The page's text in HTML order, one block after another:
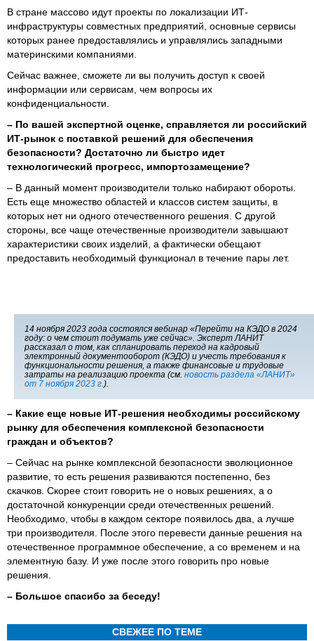
В стране массово идут проекты по локализации ИТ-
инфраструктуры совместных предприятий, основные сервисы
которых ранее предоставлялись и управлялись западными
материнскими компаниями.
Сейчас важнее, сможете ли вы получить доступ к своей
информации или сервисам, чем вопросы их
конфиденциальности.
– По вашей экспертной оценке, справляется ли российский
ИТ-рынок с поставкой решений для обеспечения
безопасности? Достаточно ли быстро идет
технологический прогресс, импортозамещение?
– В данный момент производители только набирают обороты.
Есть еще множество областей и классов систем защиты, в
которых нет ни одного отечественного решения. С другой
стороны, все чаще отечественные производители завышают
характеристики своих изделий, а фактически обещают
предоставить необходимый функционал в течение пары лет.
14 ноября 2023 года состоялся вебинар «Перейти на КЭДО в 2024
году: о чем стоит подумать уже сейчас». Эксперт ЛАНИТ
рассказал о том, как спланировать переход на кадровый
электронный документооборот (КЭДО) и учесть требования к
функциональности решения, а также финансовые и трудовые
затраты на реализацию проекта (см. новость раздела «ЛАНИТ»
от 7 ноября 2023 г. ).
– Какие еще новые ИТ-решения необходимы российскому
рынку для обеспечения комплексной безопасности
граждан и объектов?
– Сейчас на рынке комплексной безопасности эволюционное
развитие, то есть решения развиваются постепенно, без
скачков. Скорее стоит говорить не о новых решениях, а о
достаточной конкуренции среди отечественных решений.
Необходимо, чтобы в каждом секторе появилось два, а лучше
три производителя. После этого перевести данные решения на
отечественное программное обеспечение, а со временем и на
элементную базу. И уже после этого говорить про новые
решения.
– Большое спасибо за беседу!
СВЕЖЕЕ ПО ТЕМЕ